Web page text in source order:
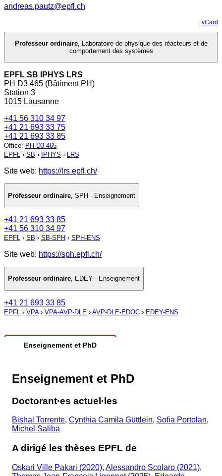
andreas.pautz@epfl.ch
vCard
Professeur ordinaire, Laboratoire de physique des réacteurs et de
comportement des systèmes
EPFL SB IPHYS LRS
PH D3 465 (Bâtiment PH)
Station 3
1015 Lausanne
+41 56 310 34 97
+41 21 693 33 75
+41 21 693 33 85
Office: PH D3 465
EPFL › SB › IPHYS › LRS
Site web: https://lrs.epfl.ch/
Professeur ordinaire SPH - Enseignement
+41 21 693 33 85
+41 56 310 34 97
EPFL › SB › SB-SPH › SPH-ENS
Site web: https://sph.epfl.ch/
Professeur ordinaire, EDEY - Enseignement
+41 21 693 33 85
EPFL › VPA› VPA-AVP-DLE › AVP-DLE-EDOC › EDEY-ENS
Enseignement et PhD
Enseignement et PhD
Doctorant·es actuel·les
Bishal Torrente, Cynthia Camila Güttlein, Sofia Portolan,
Michel Saliba
A dirigé les thèses EPFL de
Oskari Ville Pakari (2020), Alessandro Scolaro (2021),